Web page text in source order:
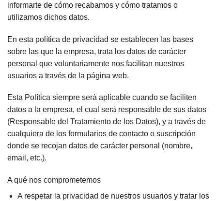
informarte de cómo recabamos y cómo tratamos o
utilizamos dichos datos.
En esta política de privacidad se establecen las bases
sobre las que la empresa, trata los datos de carácter
personal que voluntariamente nos facilitan nuestros
usuarios a través de la página web.
Esta Política siempre será aplicable cuando se faciliten
datos a la empresa, el cual será responsable de sus datos
(Responsable del Tratamiento de los Datos), y a través de
cualquiera de los formularios de contacto o suscripción
donde se recojan datos de carácter personal (nombre,
email, etc.).
A qué nos comprometemos
A respetar la privacidad de nuestros usuarios y tratar los